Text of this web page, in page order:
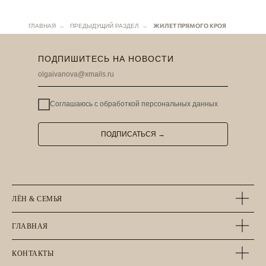
ГЛАВНАЯ → ПРЕДЫДУЩИЙ РАЗДЕЛ → ЖИЛЕТ ПРЯМОГО КРОЯ
ПОДПИШИТЕСЬ НА НОВОСТИ
Соглашаюсь с обработкой персональных данных
ПОДПИСАТЬСЯ →
ЛЁН & СЕМЬЯ
ГЛАВНАЯ
КОНТАКТЫ